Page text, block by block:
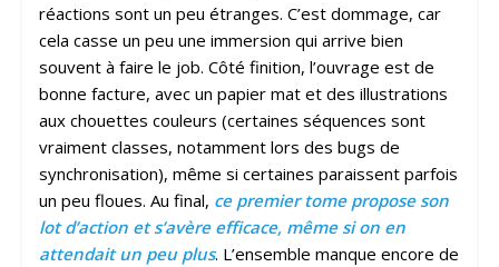
réactions sont un peu étranges. C’est dommage, car
cela casse un peu une immersion qui arrive bien
souvent à faire le job. Côté finition, l’ouvrage est de
bonne facture, avec un papier mat et des illustrations
aux chouettes couleurs (certaines séquences sont
vraiment classes, notamment lors des bugs de
synchronisation), même si certaines paraissent parfois
un peu floues. Au final, ce premier tome propose son
lot d’action et s’avère efficace, même si on en
attendait un peu plus. L’ensemble manque encore de